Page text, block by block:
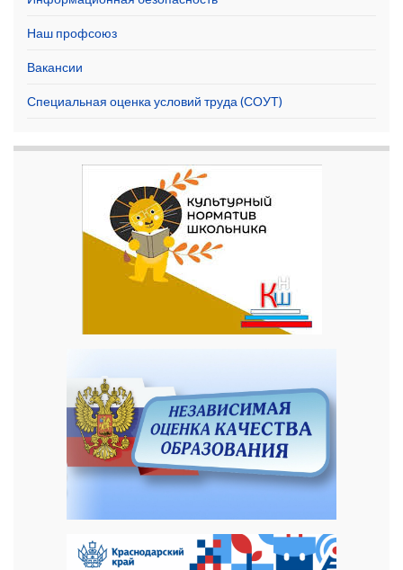
Наш профсоюз
Вакансии
Специальная оценка условий труда (СОУТ)